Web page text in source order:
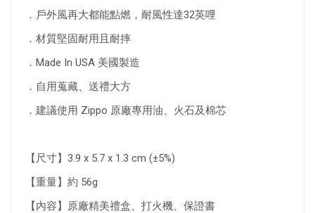
．戶外風再大都能點燃，耐風性達32英哩
．材質堅固耐用且耐摔
．Made In USA 美國製造
．自用蒐藏、送禮大方
．建議使用 Zippo 原廠專用油、火石及棉芯
【尺寸】3.9 x 5.7 x 1.3 cm (±5%)
【重量】約 56g
【內容】原廠精美禮盒、打火機、保證書